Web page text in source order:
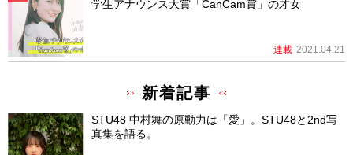
学生アナウンス大賞「CanCam賞」の才女
連載 2021.04.21
新着記事
STU48 中村舞の原動力は「愛」。STU48と2nd写
真集を語る。